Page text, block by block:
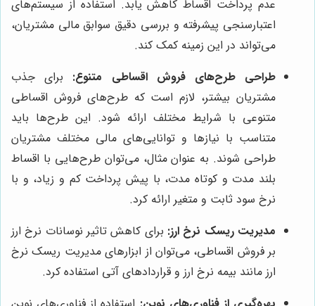
عدم پرداخت اقساط کاهش یابد. استفاده از سیستم‌های
اعتبارسنجی پیشرفته و بررسی دقیق سوابق مالی مشتریان،
می‌تواند در این زمینه کمک کند.
طراحی طرح‌های فروش اقساطی متنوع: برای جذب
مشتریان بیشتر، لازم است که طرح‌های فروش اقساطی
متنوعی با شرایط مختلف ارائه شود. این طرح‌ها باید
متناسب با نیازها و توانایی‌های مالی مختلف مشتریان
طراحی شوند. به عنوان مثال، می‌توان طرح‌هایی با اقساط
بلند مدت و کوتاه مدت، با پیش پرداخت کم و زیاد، و با
نرخ سود ثابت و متغیر ارائه کرد.
مدیریت ریسک نرخ ارز: برای کاهش تاثیر نوسانات نرخ ارز
بر فروش اقساطی، می‌توان از ابزارهای مدیریت ریسک نرخ
ارز مانند بیمه نرخ ارز و قراردادهای آتی استفاده کرد.